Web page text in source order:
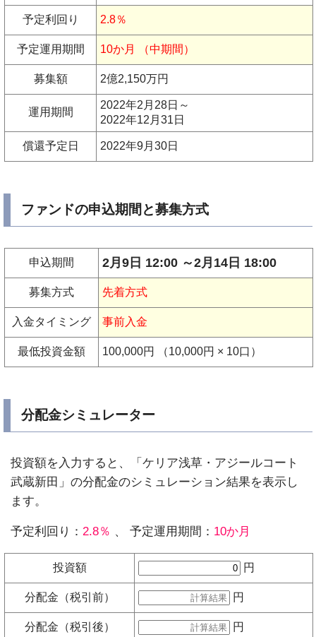
予定利回り 2.8％
予定運用期間 10か月 （中期間）
募集額 2億2,150万円
運用期間
2022年2月28日～
2022年12月31日
償還予定日 2022年9月30日
ファンドの申込期間と募集方式
申込期間 2月9日 12:00 ～2月14日 18:00
募集方式 先着方式
入金タイミング 事前入金
最低投資金額 100,000円 （10,000円 × 10口）
分配金シミュレーター
投資額を入力すると、「ケリア浅草・アジールコート
武蔵新田」の分配金のシミュレーション結果を表示し
ます。
予定利回り： 2.8％ 、 予定運用期間： 10か月
投資額 円
分配金（税引前） 円
分配金（税引後） 円